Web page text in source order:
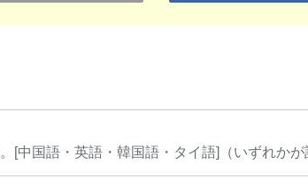
[中国語・英語・韓国語・タイ語]（いずれか